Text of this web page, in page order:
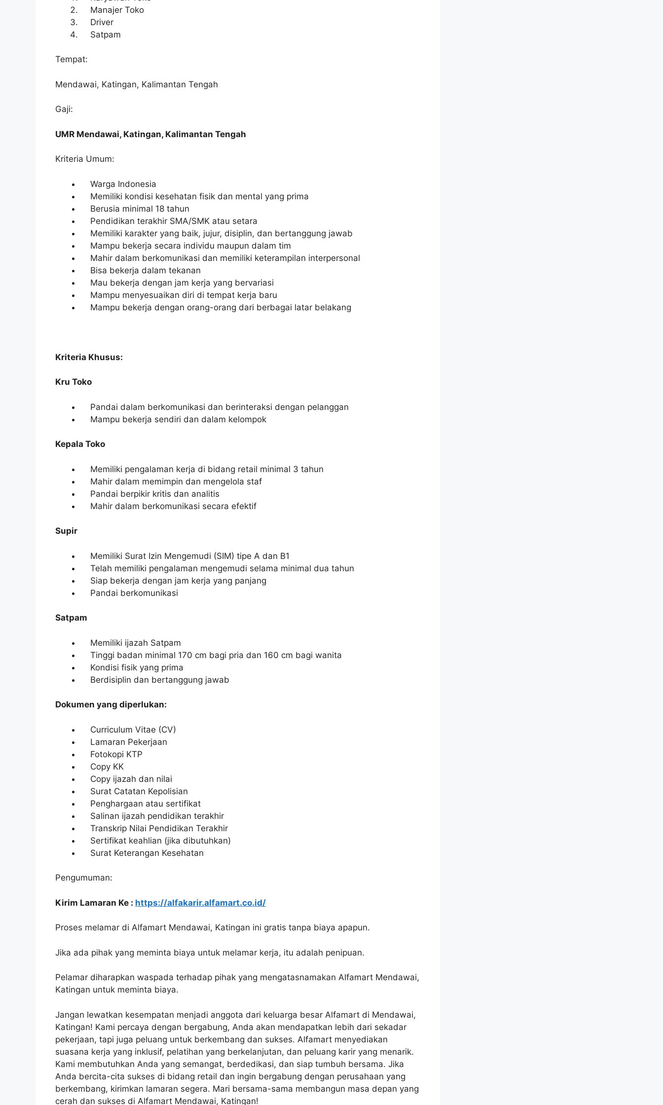
Manajer Toko
Driver
Satpam
Tempat:
Mendawai, Katingan, Kalimantan Tengah
Gaji:
UMR Mendawai, Katingan, Kalimantan Tengah
Kriteria Umum:
Warga Indonesia
Memiliki kondisi kesehatan fisik dan mental yang prima
Berusia minimal 18 tahun
Pendidikan terakhir SMA/SMK atau setara
Memiliki karakter yang baik, jujur, disiplin, dan bertanggung jawab
Mampu bekerja secara individu maupun dalam tim
Mahir dalam berkomunikasi dan memiliki keterampilan interpersonal
Bisa bekerja dalam tekanan
Mau bekerja dengan jam kerja yang bervariasi
Mampu menyesuaikan diri di tempat kerja baru
Mampu bekerja dengan orang-orang dari berbagai latar belakang
Kriteria Khusus:
Kru Toko
Pandai dalam berkomunikasi dan berinteraksi dengan pelanggan
Mampu bekerja sendiri dan dalam kelompok
Kepala Toko
Memiliki pengalaman kerja di bidang retail minimal 3 tahun
Mahir dalam memimpin dan mengelola staf
Pandai berpikir kritis dan analitis
Mahir dalam berkomunikasi secara efektif
Supir
Memiliki Surat Izin Mengemudi (SIM) tipe A dan B1
Telah memiliki pengalaman mengemudi selama minimal dua tahun
Siap bekerja dengan jam kerja yang panjang
Pandai berkomunikasi
Satpam
Memiliki ijazah Satpam
Tinggi badan minimal 170 cm bagi pria dan 160 cm bagi wanita
Kondisi fisik yang prima
Berdisiplin dan bertanggung jawab
Dokumen yang diperlukan:
Curriculum Vitae (CV)
Lamaran Pekerjaan
Fotokopi KTP
Copy KK
Copy ijazah dan nilai
Surat Catatan Kepolisian
Penghargaan atau sertifikat
Salinan ijazah pendidikan terakhir
Transkrip Nilai Pendidikan Terakhir
Sertifikat keahlian (jika dibutuhkan)
Surat Keterangan Kesehatan
Pengumuman:
Kirim Lamaran Ke : https://alfakarir.alfamart.co.id/
Proses melamar di Alfamart Mendawai, Katingan ini gratis tanpa biaya apapun.
Jika ada pihak yang meminta biaya untuk melamar kerja, itu adalah penipuan.
Pelamar diharapkan waspada terhadap pihak yang mengatasnamakan Alfamart Mendawai,
Katingan untuk meminta biaya.
Jangan lewatkan kesempatan menjadi anggota dari keluarga besar Alfamart di Mendawai,
Katingan! Kami percaya dengan bergabung, Anda akan mendapatkan lebih dari sekadar
pekerjaan, tapi juga peluang untuk berkembang dan sukses. Alfamart menyediakan
suasana kerja yang inklusif, pelatihan yang berkelanjutan, dan peluang karir yang menarik.
Kami membutuhkan Anda yang semangat, berdedikasi, dan siap tumbuh bersama. Jika
Anda bercita-cita sukses di bidang retail dan ingin bergabung dengan perusahaan yang
berkembang, kirimkan lamaran segera. Mari bersama-sama membangun masa depan yang
cerah dan sukses di Alfamart Mendawai, Katingan!